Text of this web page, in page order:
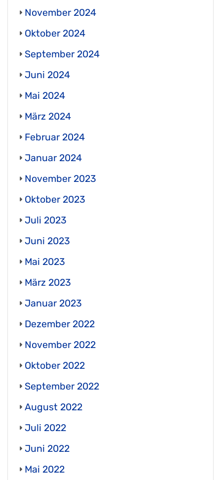
November 2024
Oktober 2024
September 2024
Juni 2024
Mai 2024
März 2024
Februar 2024
Januar 2024
November 2023
Oktober 2023
Juli 2023
Juni 2023
Mai 2023
März 2023
Januar 2023
Dezember 2022
November 2022
Oktober 2022
September 2022
August 2022
Juli 2022
Juni 2022
Mai 2022